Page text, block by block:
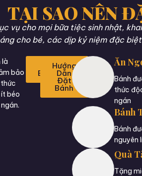
TẠI SAO NÊN
vụ cho mọi bữa tiệc sinh nhật,
cho bé, các dịp kỷ niệm đặc
là
bảo
béo
Đặt
Bánh
Hướng
Dẫn
Đặt
Bánh
Ăn
Bánh
thức
ngán
Bánh
Bánh
nguyên
Quà
Tặng